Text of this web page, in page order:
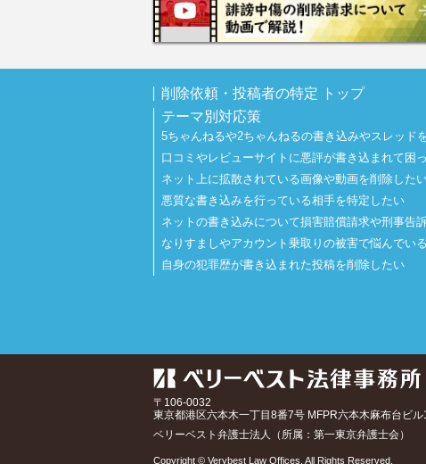
削除依頼・投稿者の特定 トップ
テーマ別対応策
5ちゃんねるや2ちゃんねるの書き込みやスレッド
口コミやレビューサイトに悪評が書き込まれて困
ネット上に拡散されている画像や動画を削除した
悪質な書き込みを行っている相手を特定したい
ネットの書き込みについて損害賠償請求や刑事告
なりすましやアカウント乗取りの被害で悩んでいる
自身の犯罪歴が書き込まれた投稿を削除したい
〒106-0032
東京都港区六本木一丁目8番7号 MFPR六本木麻布台ビ
ベリーベスト弁護士法人（所属：第一東京弁護士会）
Copyright © Verybest Law Offices. All Rights Reserved.